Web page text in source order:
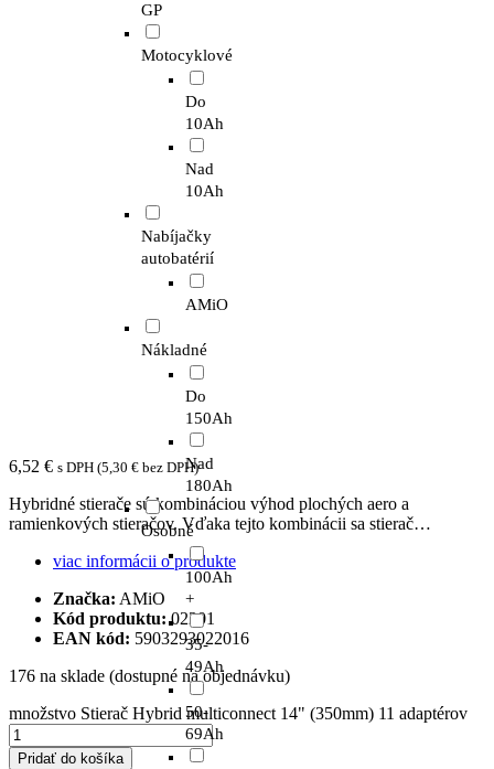
GP
Motocyklové
Do
10Ah
Nad
10Ah
Nabíjačky
autobatérií
AMiO
Nákladné
Do
150Ah
Nad
180Ah
Osobné
100Ah
+
35-
49Ah
50-
69Ah
6,52 € s DPH (5,30 € bez DPH)
Hybridné stierače sú kombináciou výhod plochých aero a
ramienkových stieračov. Vďaka tejto kombinácii sa stierač…
viac informácii o produkte
Značka: AMiO
Kód produktu:02201
EAN kód: 5903293022016
176 na sklade (dostupné na objednávku)
množstvo Stierač Hybrid multiconnect 14" (350mm) 11 adaptérov
Pridať do košíka